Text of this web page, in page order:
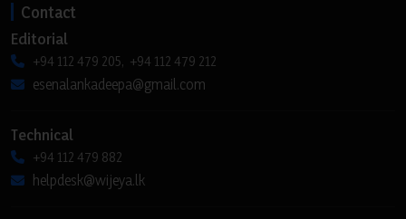
Contact
Editorial
+94 112 479 205, +94 112 479 212
esenalankadeepa@gmail.com
Technical
+94 112 479 882
helpdesk@wijeya.lk